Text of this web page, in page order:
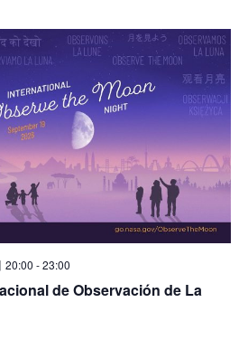
20:00 -23:00
de Observación de La